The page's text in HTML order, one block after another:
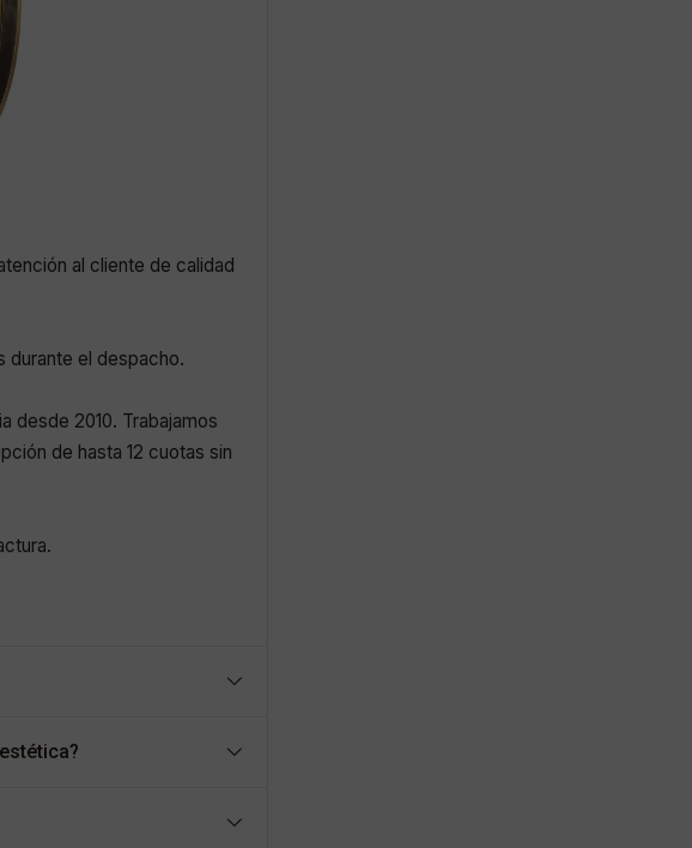
al cliente de calidad
durante el despacho.
desde 2010. Trabajamos
de hasta 12 cuotas sin